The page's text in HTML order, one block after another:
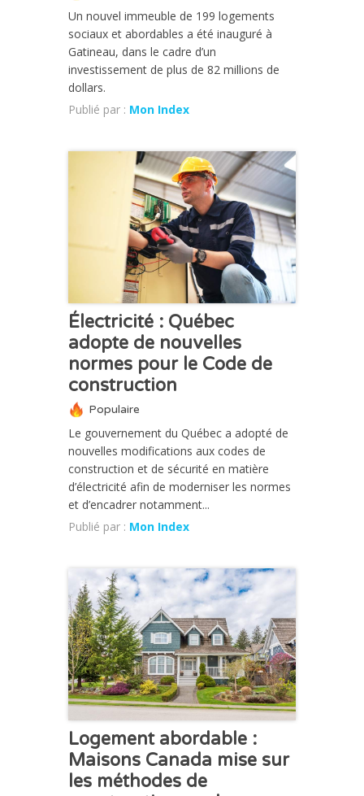
Un nouvel immeuble de 199 logements
sociaux et abordables a été inauguré à
Gatineau, dans le cadre d’un
investissement de plus de 82 millions de
dollars.
Publié par : Mon Index
Électricité : Québec
adopte de nouvelles
normes pour le Code de
construction
Populaire
Le gouvernement du Québec a adopté de
nouvelles modifications aux codes de
construction et de sécurité en matière
d’électricité afin de moderniser les normes
et d’encadrer notamment...
Publié par : Mon Index
ACTUALITÉ
Logement abordable :
Maisons Canada mise sur
les méthodes de